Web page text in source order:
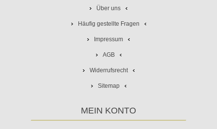
Über uns
Häufig gestellte Fragen
Impressum
AGB
Widerrufsrecht
Sitemap
MEIN KONTO